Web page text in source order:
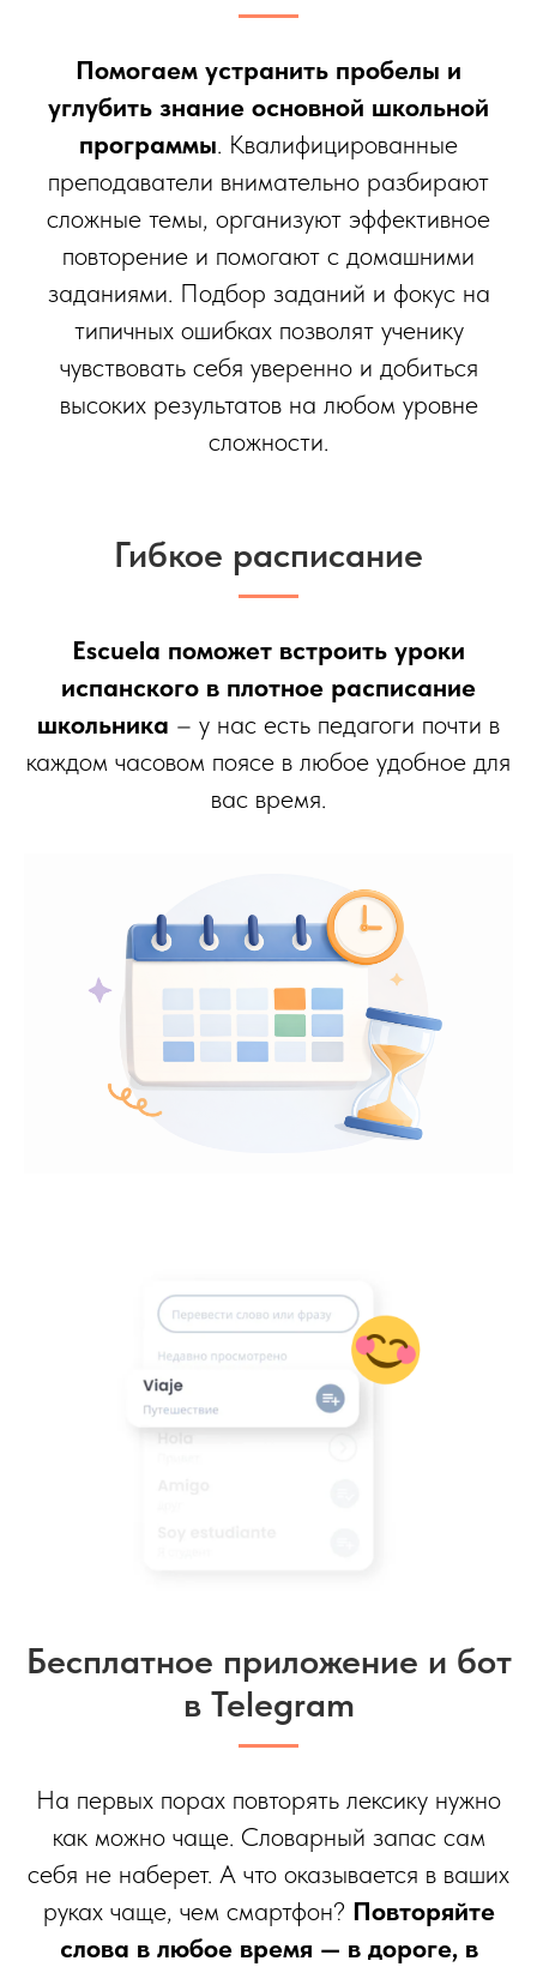
Помогаем устранить пробелы и
углубить знание основной школьной
программы. Квалифицированные
преподаватели внимательно разбирают
сложные темы, организуют эффективное
повторение и помогают с домашними
заданиями. Подбор заданий и фокус на
типичных ошибках позволят ученику
чувствовать себя уверенно и добиться
высоких результатов на любом уровне
сложности.
Гибкое расписание
Escuela поможет встроить уроки
испанского в плотное расписание
школьника – у нас есть педагоги почти в
каждом часовом поясе в любое удобное для
вас время.
Бесплатное приложение и бот
в Telegram
На первых порах повторять лексику нужно
как можно чаще. Словарный запас сам
себя не наберет. А что оказывается в ваших
руках чаще, чем смартфон? Повторяйте
слова в любое время — в дороге, в